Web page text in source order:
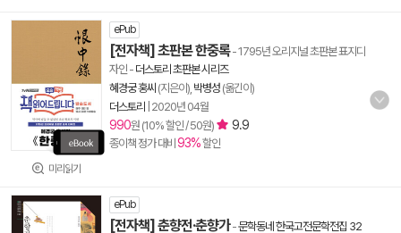
미리읽기
ePub
[전자책] 초판본 한중록- 1795년 오리지널 초판본 표지디
자인 - 더스토리 초판본 시리즈
혜경궁 홍씨 (지은이), 박병성 (옮긴이)
더스토리
2020년 04월
990원 (10% 할인 / 50원) 9.9
종이책 정가 대비 93%할인
ePub
[전자책] 춘향전·춘향가-문학동네 한국고전문학전집 32